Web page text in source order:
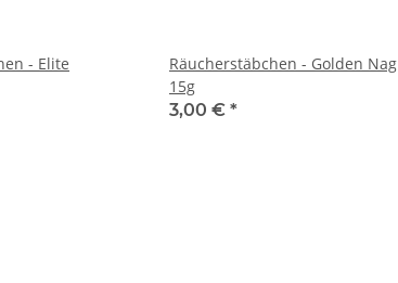
- Elite
Räucherstäbchen - Golden Nag
15g
3,00 € *